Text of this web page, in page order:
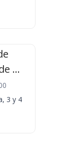
...
3 y 4